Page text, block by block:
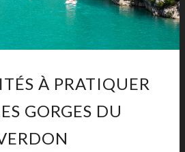
À PRATIQUER
GORGES DU